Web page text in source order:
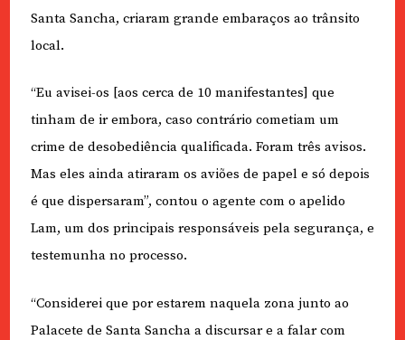
Santa Sancha, criaram grande embaraços ao trânsito
local.
“Eu avisei-os [aos cerca de 10 manifestantes] que
tinham de ir embora, caso contrário cometiam um
crime de desobediência qualificada. Foram três avisos.
Mas eles ainda atiraram os aviões de papel e só depois
é que dispersaram”, contou o agente com o apelido
Lam, um dos principais responsáveis pela segurança, e
testemunha no processo.
“Considerei que por estarem naquela zona junto ao
Palacete de Santa Sancha a discursar e a falar com